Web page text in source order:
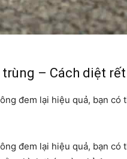
– Cách diệt
đem lại hiệu quả, bạn
đem lại hiệu quả, bạn